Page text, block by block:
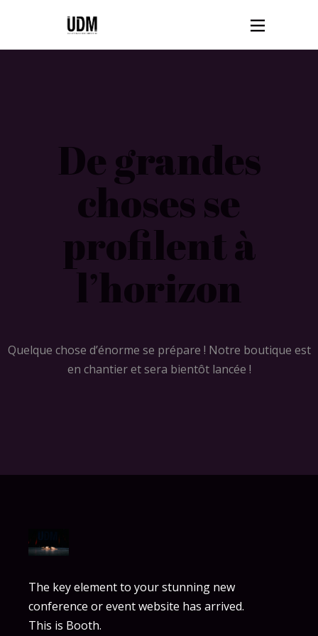
De grandes
choses se
profilent à
l’horizon
Quelque chose d’énorme se prépare ! Notre boutique est
en chantier et sera bientôt lancée !
The key element to your stunning new
conference or event website has arrived.
This is Booth.